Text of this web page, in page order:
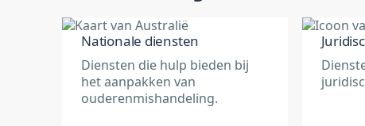
Nationale diensten
Diensten die hulp bieden bij
het aanpakken van
ouderenmishandeling.